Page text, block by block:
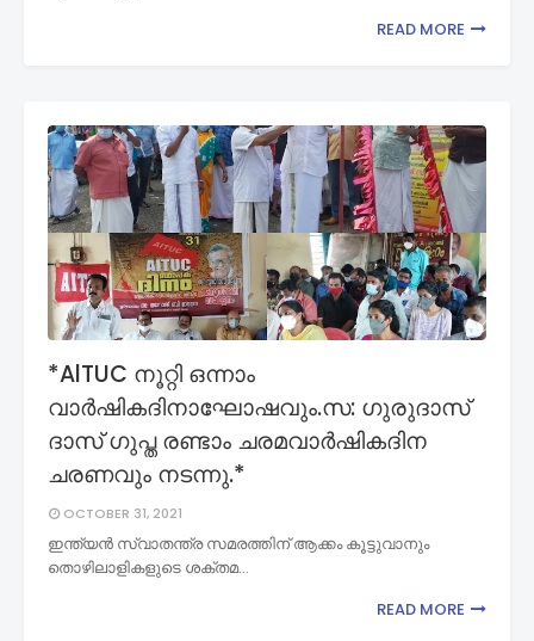
READ MORE
*AlTUC നൂറ്റി ഒന്നാം
വാർഷികദിനാഘോഷവും.സ: ഗുരുദാസ്
ദാസ് ഗുപ്ത രണ്ടാം ചരമവാർഷികദിന
ചരണവും നടന്നു.*
OCTOBER 31, 2021
ഇന്ത്യൻ സ്വാതന്ത്ര സമരത്തിന് ആക്കം കൂട്ടുവാനും
തൊഴിലാളികളുടെ ശക്തമ…
READ MORE